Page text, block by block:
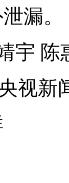
漏。
陈
新